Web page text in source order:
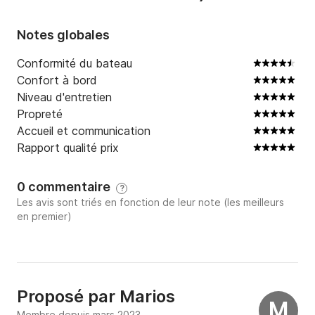
Notes globales
Conformité du bateau
Confort à bord
Niveau d'entretien
Propreté
Accueil et communication
Rapport qualité prix
0 commentaire ?
Les avis sont triés en fonction de leur note (les meilleurs
en premier)
Proposé par Marios